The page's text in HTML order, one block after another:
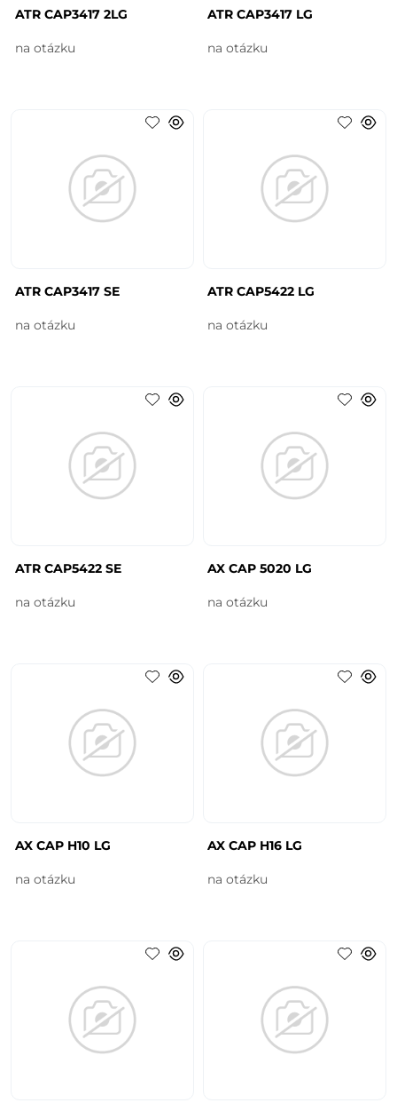
ATR CAP3417 2LG
na otázku
ATR CAP3417 LG
na otázku
ATR CAP3417 SE
na otázku
ATR CAP5422 LG
na otázku
ATR CAP5422 SE
na otázku
AX CAP 5020 LG
na otázku
AX CAP H10 LG
na otázku
AX CAP H16 LG
na otázku